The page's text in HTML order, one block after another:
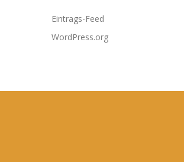
Eintrags-Feed
WordPress.org